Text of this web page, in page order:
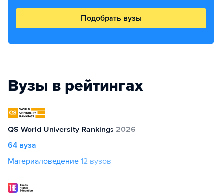
Подобрать вузы
Вузы в рейтингах
QS World University Rankings 2026
64 вуза
Материаловедение 12 вузов